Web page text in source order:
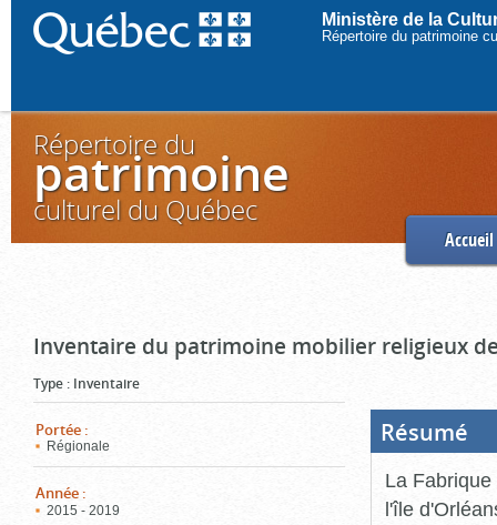
Ministère de la
Répertoire du patrimoine
Répertoire du
patrimoine
culturel du Québec
Accueil
Inventaire du patrimoine mobilier religieux
Type : Inventaire
Portée :
Régionale
Année :
2015 - 2019
Résumé
La
l'île